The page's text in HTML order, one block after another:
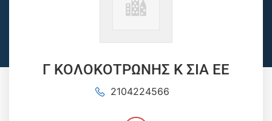
Γ ΚΟΛΟΚΟΤΡΩΝΗΣ Κ ΣΙΑ ΕΕ
2104224566